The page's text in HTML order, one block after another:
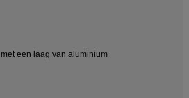
een laag van aluminium